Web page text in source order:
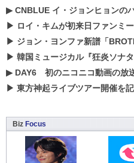
▶CNBLUE イ・ジョンヒョンのバックステ
▶ ロイ・キムが初来日ファンミーティング
▶ ジョン・ヨンファ新譜「BROTHERS
▶ 韓国ミュージカル『狂炎ソナタ』、憂いある​ビジュア
▶ DAY6 初のニコニコ動画の放送特番!「DAY6 JAPAN 1st
▶ 東方神起ライブツアー開催を記念し
Biz Focus